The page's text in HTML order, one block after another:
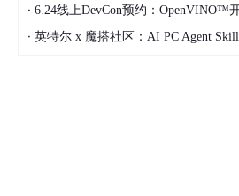
· 6.24线上DevCon预约：OpenVINO™开
· 英特尔 x 魔搭社区：AI PC Agent